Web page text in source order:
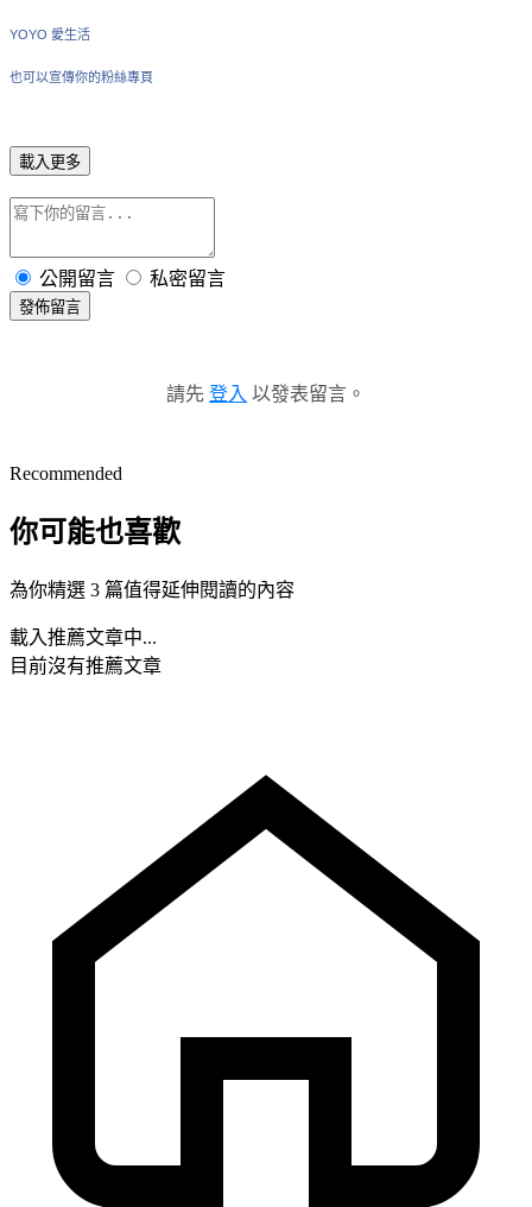
YOYO 愛生活
也可以宣傳你的粉絲專頁
載入更多
公開留言 私密留言
發佈留言
請先 登入 以發表留言。
Recommended
你可能也喜歡
為你精選 3 篇值得延伸閱讀的內容
載入推薦文章中...
目前沒有推薦文章